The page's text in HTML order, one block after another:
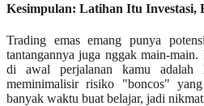
Kesimpulan: Latihan Itu Investasi,
Trading emas emang punya
tantangannya juga nggak main-
di awal perjalanan kamu adalah
meminimalisir risiko "boncos"
banyak waktu buat belajar, jadi